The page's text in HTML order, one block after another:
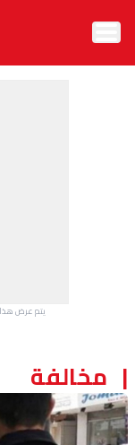
ثقافة ومجتمع
منوعات
مخالفة